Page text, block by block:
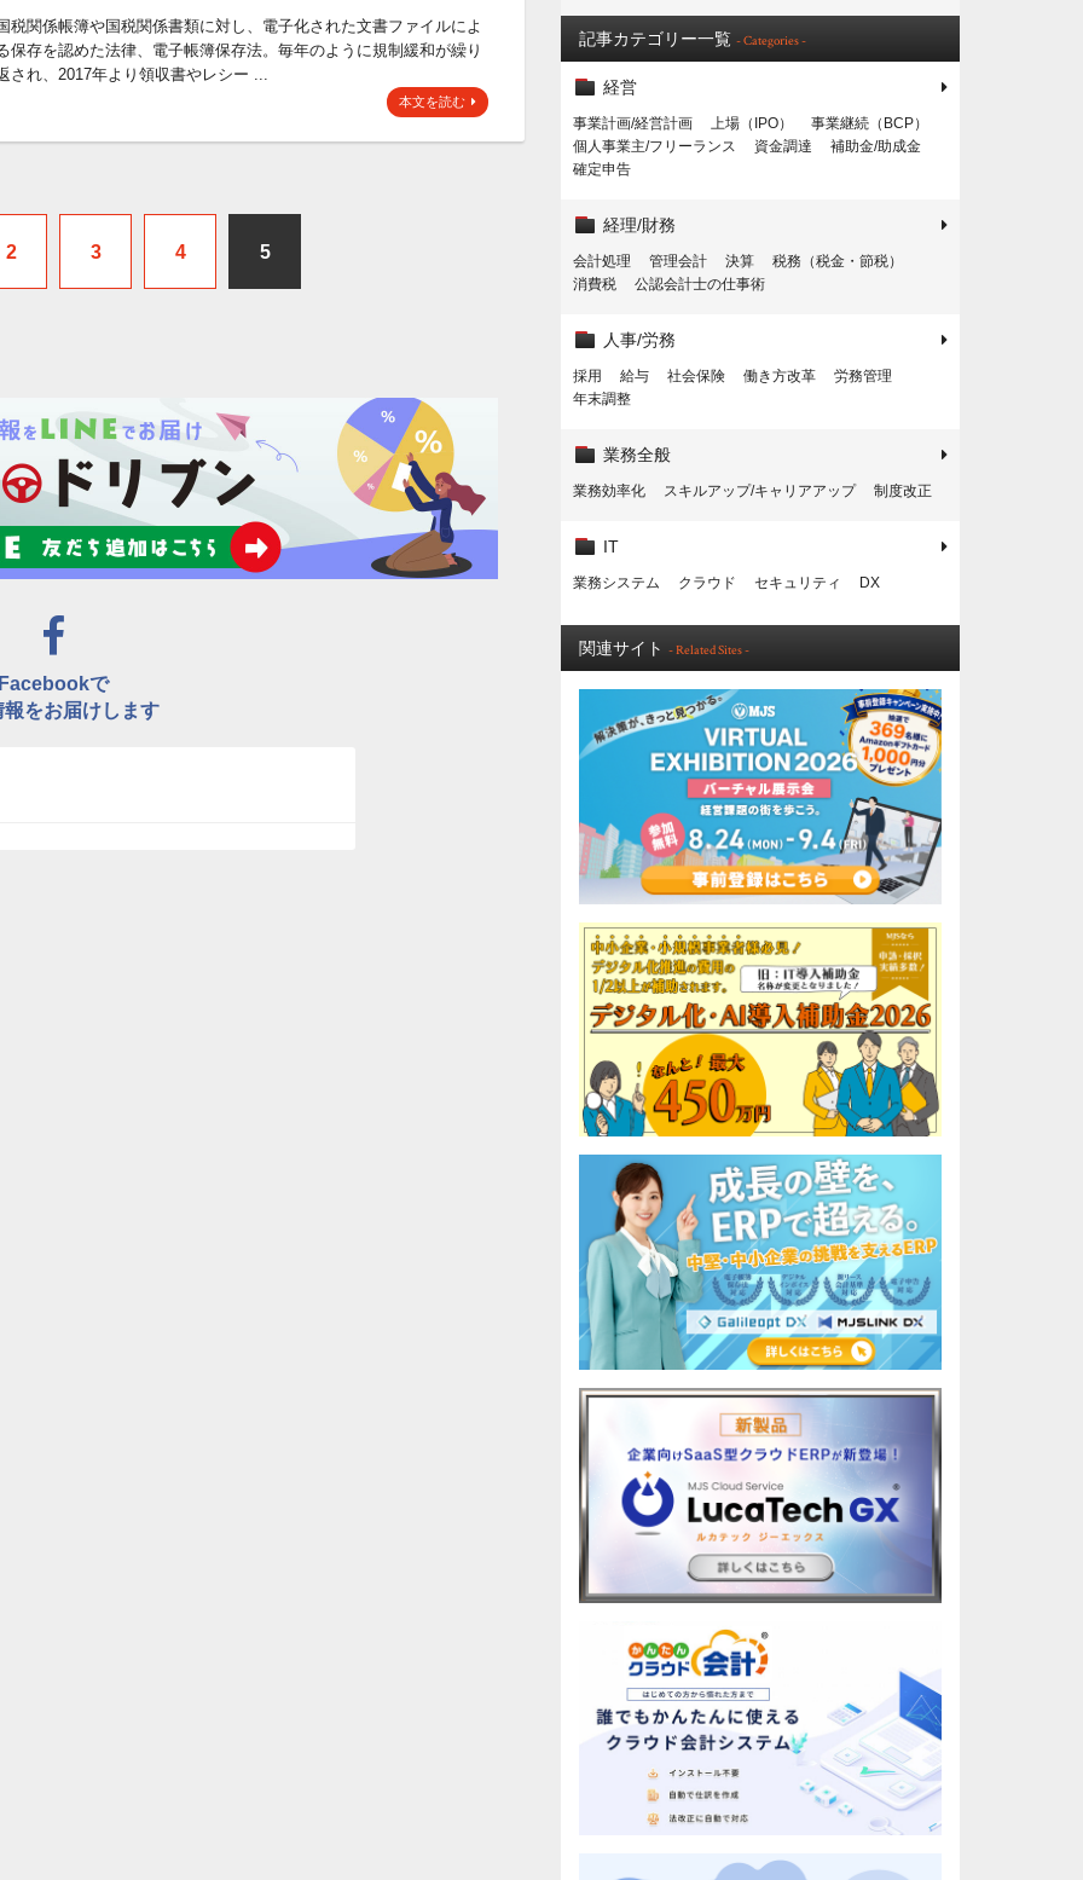
税関係帳簿や国税関係書類に対し、電子化された文書ファイルによ
保存を認めた法律、電子帳簿保存法。毎年のように規制緩和が繰り
され、2017年より領収書やレシー ...
本文を読む
2 3 4 5
で
報をお届けします
記事カテゴリー一覧 - Categories -
経営
事業計画/経営計画 上場（IPO）
事業継続（BCP）
個人事業主/フリーランス
資金調達
補助金/助成金
確定申告
経理/財務
会計処理 管理会計 決算
税務（税金・節税）
消費税
公認会計士の仕事術
人事/労務
採用 給与 社会保険 働き方改革
労務管理
年末調整
業務全般
業務効率化 スキルアップ/キャリアアップ 制度改正
IT
業務システム クラウド セキュリティ DX
関連サイト - Related Sites -